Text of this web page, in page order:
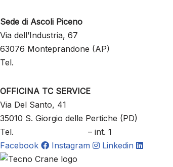
Sede di Ascoli Piceno
Via dell’Industria, 67
63076 Monteprandone (AP)
Tel.
OFFICINA TC SERVICE
Via Del Santo, 41
35010 S. Giorgio delle Pertiche (PD)
Tel.
– int. 1
Facebook
Instagram Linkedin